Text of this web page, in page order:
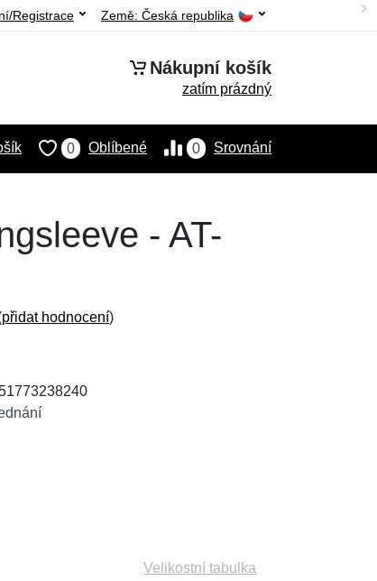
Země: Česká republika
Registrace
Nákupní košík
zatím prázdný
0 Srovnání
0 Oblíbené
- AT-
přidat hodnocení)
Velikostní tabulka